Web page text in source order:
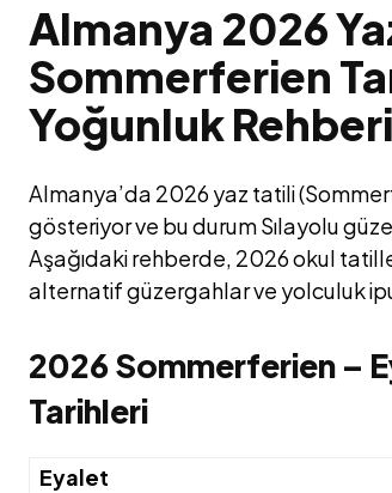
Almanya 2026
Sommerferien
Yoğunluk Rehberi
Almanya’da 2026 yaz tatili
gösteriyor ve bu durum Sılayolu
Aşağıdaki rehberde, 2026 okul
alternatif güzergahlar ve yolculuk
2026 Sommerferien –
Tarihleri
Eyalet